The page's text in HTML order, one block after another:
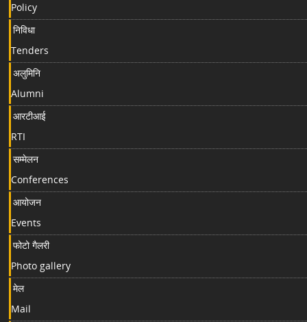
Policy
निविधा
Tenders
अलुमिनि
Alumni
आरटीआई
RTI
सम्मेलन
Conferences
आयोजन
Events
फोटो गैलरी
Photo gallery
मेल
Mail